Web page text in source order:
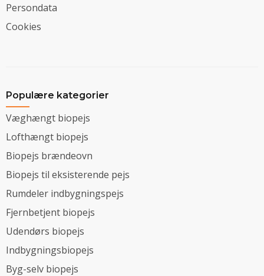
Persondata
Cookies
Populære kategorier
Væghængt biopejs
Lofthængt biopejs
Biopejs brændeovn
Biopejs til eksisterende pejs
Rumdeler indbygningspejs
Fjernbetjent biopejs
Udendørs biopejs
Indbygningsbiopejs
Byg-selv biopejs